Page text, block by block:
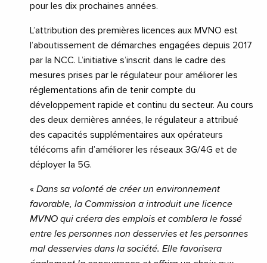
pour les dix prochaines années.
L’attribution des premières licences aux MVNO est
l’aboutissement de démarches engagées depuis 2017
par la NCC. L’initiative s’inscrit dans le cadre des
mesures prises par le régulateur pour améliorer les
réglementations afin de tenir compte du
développement rapide et continu du secteur. Au cours
des deux dernières années, le régulateur a attribué
des capacités supplémentaires aux opérateurs
télécoms afin d’améliorer les réseaux 3G/4G et de
déployer la 5G.
« Dans sa volonté de créer un environnement
favorable, la Commission a introduit une licence
MVNO qui créera des emplois et comblera le fossé
entre les personnes non desservies et les personnes
mal desservies dans la société. Elle favorisera